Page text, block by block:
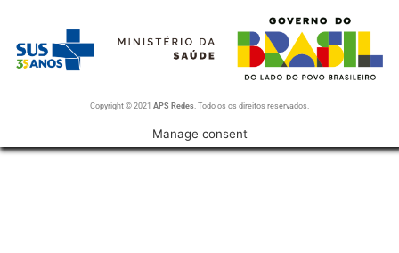
Copyright © 2021 APS Redes. Todo os os direitos reservados.
Manage consent